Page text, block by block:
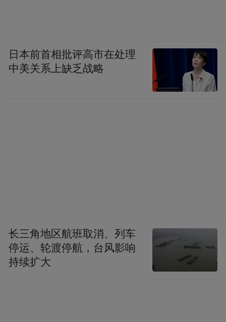
日本前首相批评高市在处理
中美关系上缺乏战略
长三角地区航班取消、列车
停运、轮渡停航，台风影响
持续扩大